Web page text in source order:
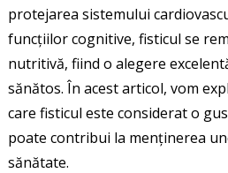
protejarea sistemului
funcțiilor cognitive, fisticul se
nutritivă, fiind o alegere
sănătos. În acest articol, vom
care fisticul este considerat o
poate contribui la menținerea
sănătate.